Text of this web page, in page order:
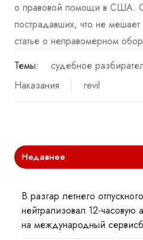
о правовой помощи в США.
пострадавших, что не
статье о неправомерном
Темы:
судебное
Наказания
revil
Недавнее
В разгар летнего
нейтрализовал 12-часовую
на международный